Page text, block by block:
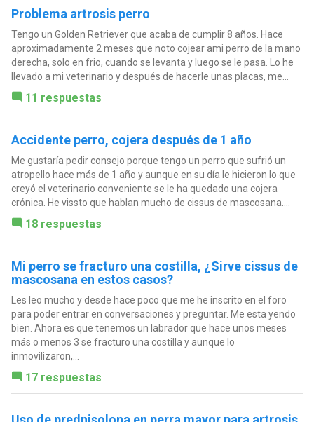
Problema artrosis perro
Tengo un Golden Retriever que acaba de cumplir 8 años. Hace
aproximadamente 2 meses que noto cojear ami perro de la mano
derecha, solo en frio, cuando se levanta y luego se le pasa. Lo he
llevado a mi veterinario y después de hacerle unas placas, me...
11 respuestas
Accidente perro, cojera después de 1 año
Me gustaría pedir consejo porque tengo un perro que sufrió un
atropello hace más de 1 año y aunque en su día le hicieron lo que
creyó el veterinario conveniente se le ha quedado una cojera
crónica. He vissto que hablan mucho de cissus de mascosana....
18 respuestas
Mi perro se fracturo una costilla, ¿Sirve cissus de
mascosana en estos casos?
Les leo mucho y desde hace poco que me he inscrito en el foro
para poder entrar en conversaciones y preguntar. Me esta yendo
bien. Ahora es que tenemos un labrador que hace unos meses
más o menos 3 se fracturo una costilla y aunque lo
inmovilizaron,...
17 respuestas